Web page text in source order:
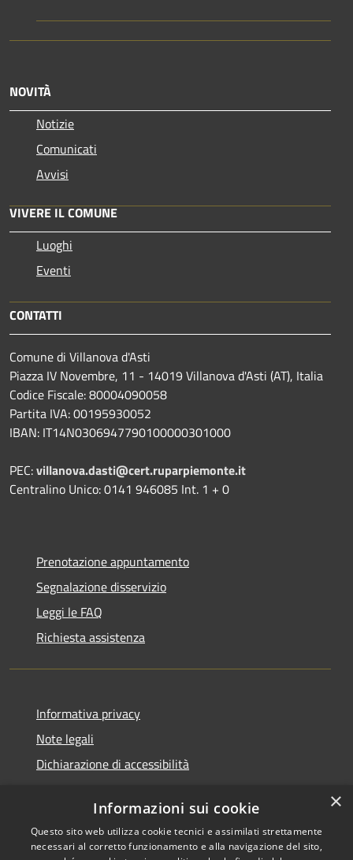
NOVITÀ
Notizie
Comunicati
Avvisi
VIVERE IL COMUNE
Luoghi
Eventi
CONTATTI
Comune di Villanova d'Asti
Piazza IV Novembre, 11 - 14019 Villanova d'Asti (AT), Italia
Codice Fiscale: 80004090058
Partita IVA: 00195930052
IBAN: IT14N0306947790100000301000
PEC:villanova.dasti@cert.ruparpiemonte.it
Centralino Unico: 0141 946085 Int. 1 + 0
Prenotazione appuntamento
Segnalazione disservizio
Leggi le FAQ
Richiesta assistenza
Informativa privacy
Note legali
Dichiarazione di accessibilità
RSS
Comune convenzionato
×
Informazioni sui cookie
Questo sito web utilizza cookie tecnici e assimilati strettamente
necessari al corretto funzionamento e alla navigazione del sito,